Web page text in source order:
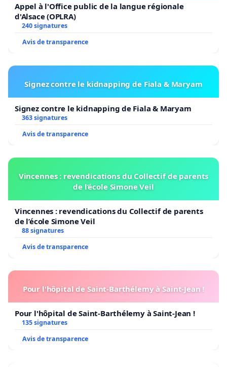
Appel à l'Office public de la langue régionale
d'Alsace (OPLRA)
240 signatures
Avis de transparence
Signez contre le kidnapping de Fiala & Maryam
Signez contre le kidnapping de Fiala & Maryam
363 signatures
Avis de transparence
Vincennes : revendications du Collectif de parents
de l’école Simone Veil
Vincennes : revendications du Collectif de parents
de l’école Simone Veil
88 signatures
Avis de transparence
Pour l'hôpital de Saint-Barthélemy à Saint-Jean !
Pour l'hôpital de Saint-Barthélemy à Saint-Jean !
135 signatures
Avis de transparence